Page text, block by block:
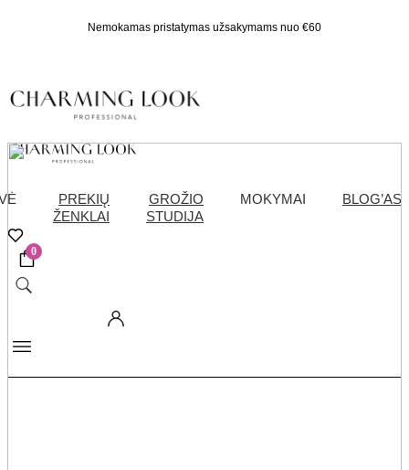
Nemokamas pristatymas užsakymams nuo €60
PREKIŲ
ŽENKLAI
GROŽIO
STUDIJA
MOKYMAI BLOG’AS
0